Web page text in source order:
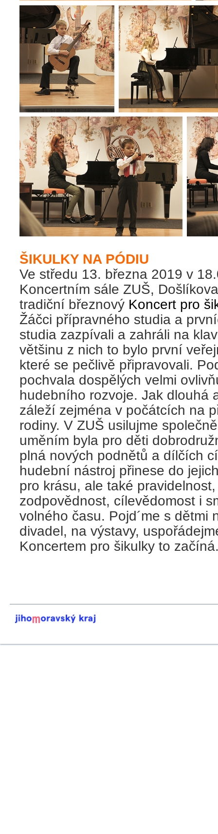
ŠIKULKY NA PÓDIU
Ve středu 13. března 2019 v
Koncertním sále ZUŠ,
tradiční březnový Koncert pro
Žáčci přípravného studia a
studia zazpívali a zahráli na
většinu z nich to bylo první
které se pečlivě připravovali.
pochvala dospělých velmi
hudebního rozvoje. Jak dlouhá
záleží zejména v počátcích na
rodiny. V ZUŠ usilujme
uměním byla pro děti
plná nových podnětů a dílčích
hudební nástroj přinese do
pro krásu, ale také
zodpovědnost, cílevědomost i
volného času. Pojd´me s dětmi
divadel, na výstavy,
Koncertem pro šikulky to